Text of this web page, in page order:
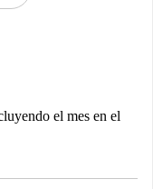
el mes en el